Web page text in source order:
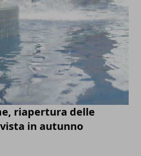
riapertura delle
in autunno